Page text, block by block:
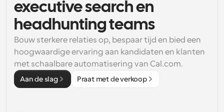
executive search en
headhunting teams
Bouw sterkere relaties op, bespaar tijd en bied een
hoogwaardige ervaring aan kandidaten en klanten
met schaalbare automatisering van Cal.com.
Aan de slag Praat met de verkoop